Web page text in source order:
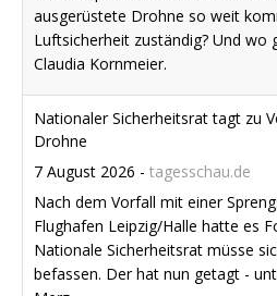
7 August 2026-tagesschau.de
Nach dem Vorfall mit einer
Flughafen Leipzig/Halle hatte es
Nationale Sicherheitsrat müsse
befassen. Der hat nun getagt -
Merz.
Livestream: Die Nachrichten auf
29 Juli 2026-tagesschau.de
Aktuelle Meldungen, vertiefende
Verfolgen Sie das Programm des